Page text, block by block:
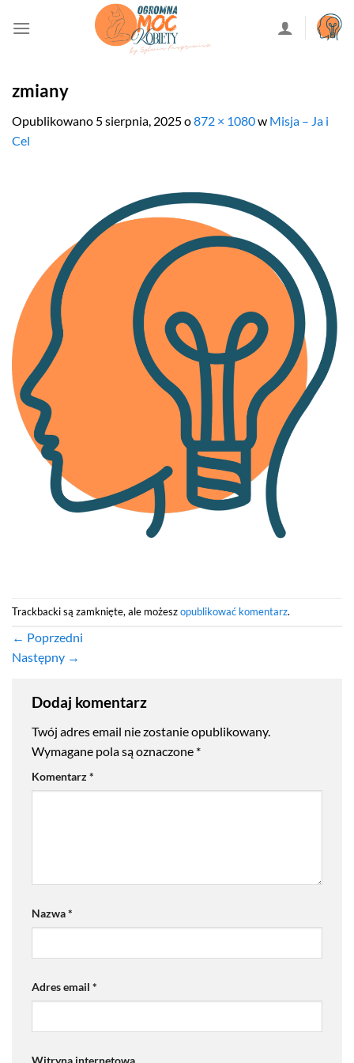
zmiany
Opublikowano 5 sierpnia, 2025o872 × 1080w Misja – Ja i
Cel
Trackbacki są zamknięte, ale możeszopublikować komentarz.
← Poprzedni
Następny →
Dodaj komentarz
Twój adres email nie zostanie opublikowany.
Wymagane pola są oznaczone *
Komentarz*
Nazwa*
Adres email *
Witryna internetowa